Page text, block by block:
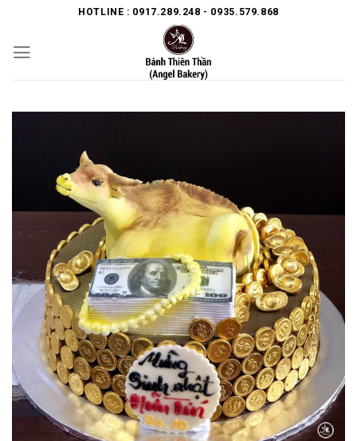
content
HOTLINE : 0917.289.248 - 0935.579.868